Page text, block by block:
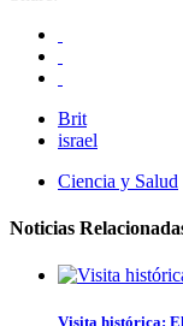
Brit
israel
Ciencia y Salud
Noticias
Visita histórica: